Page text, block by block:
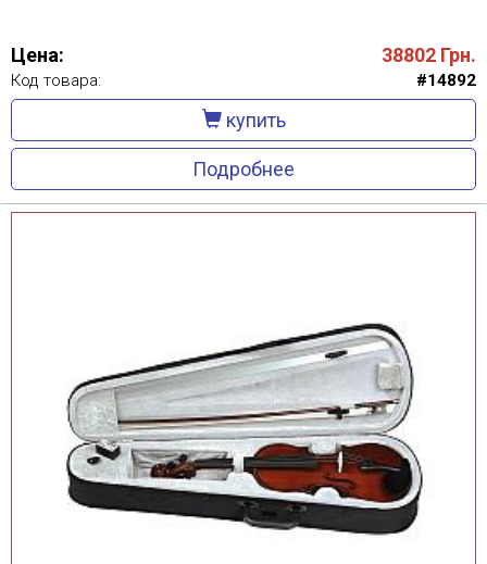
Цена: 38802 Грн.
Код товара: #14892
купить
Подробнее